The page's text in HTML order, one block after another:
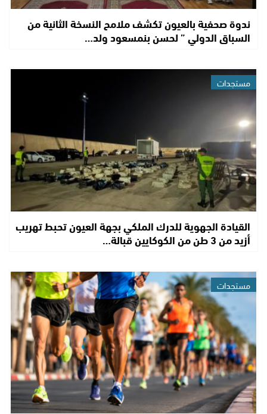
ندوة صحفية بالعيون تكشف ملامح النسخة الثانية من
السباق الدولي ” لحسن بنمسعود ولد…
مستجدات
القيادة الجهوية للدرك الملكي بجهة العيون تحبط تهريب
أزيد من 3 طن من الكوكايين قبالة…
مستجدات